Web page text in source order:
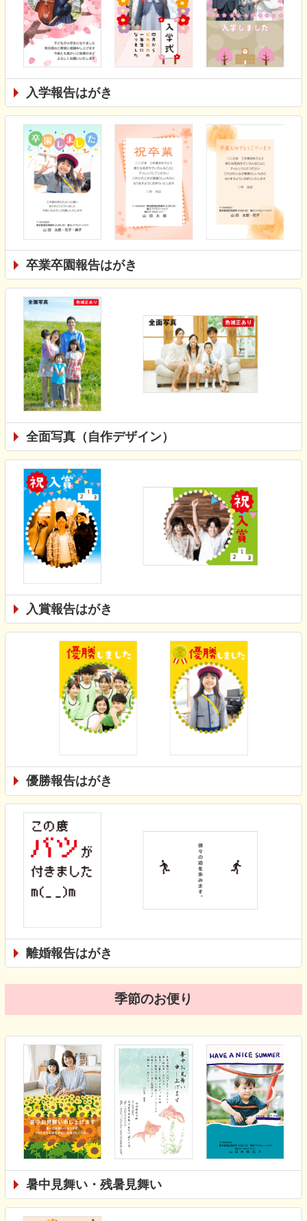
入学報告はがき
卒業卒園報告はがき
全面写真（自作デザイン）
入賞報告はがき
優勝報告はがき
離婚報告はがき
季節のお便り
暑中見舞い・残暑見舞い